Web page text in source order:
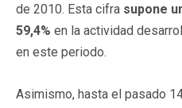
de 2010. Esta cifra supone
59,4% en la actividad
en este periodo.
Asimismo, hasta el pasado